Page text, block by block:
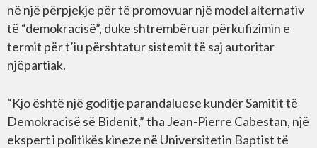
në një përpjekje për të promovuar një model alternativ
të “demokracisë”, duke shtrembëruar përkufizimin e
termit për t’iu përshtatur sistemit të saj autoritar
njëpartiak.
“Kjo është një goditje parandaluese kundër Samitit të
Demokracisë së Bidenit,” tha Jean-Pierre Cabestan, një
ekspert i politikës kineze në Universitetin Baptist të